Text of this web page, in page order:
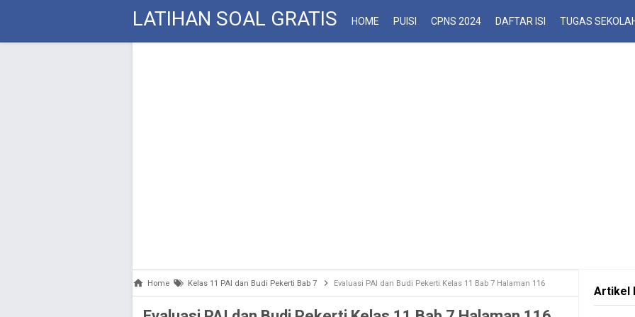
LATIHAN SOAL GRATIS HOME PUISI CPNS 2024 DAFTAR ISI TUGAS
Home Kelas 11 PAI dan Budi Pekerti Bab 7 Evaluasi PAI dan Budi Pekerti Kelas 11 Bab 7 Halaman 116
Artikel